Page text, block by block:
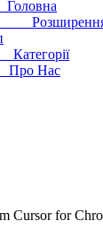
Головна
Категорії
Про Нас
Cursor for